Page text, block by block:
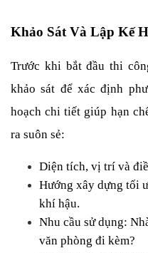
Khảo Sát Và Lập Kế
Trước khi bắt đầu thi
khảo sát để xác định
hoạch chi tiết giúp hạn
ra suôn sẻ:
Diện tích, vị trí và
Hướng xây dựng tối
khí hậu.
Nhu cầu sử dụng:
văn phòng đi kèm?